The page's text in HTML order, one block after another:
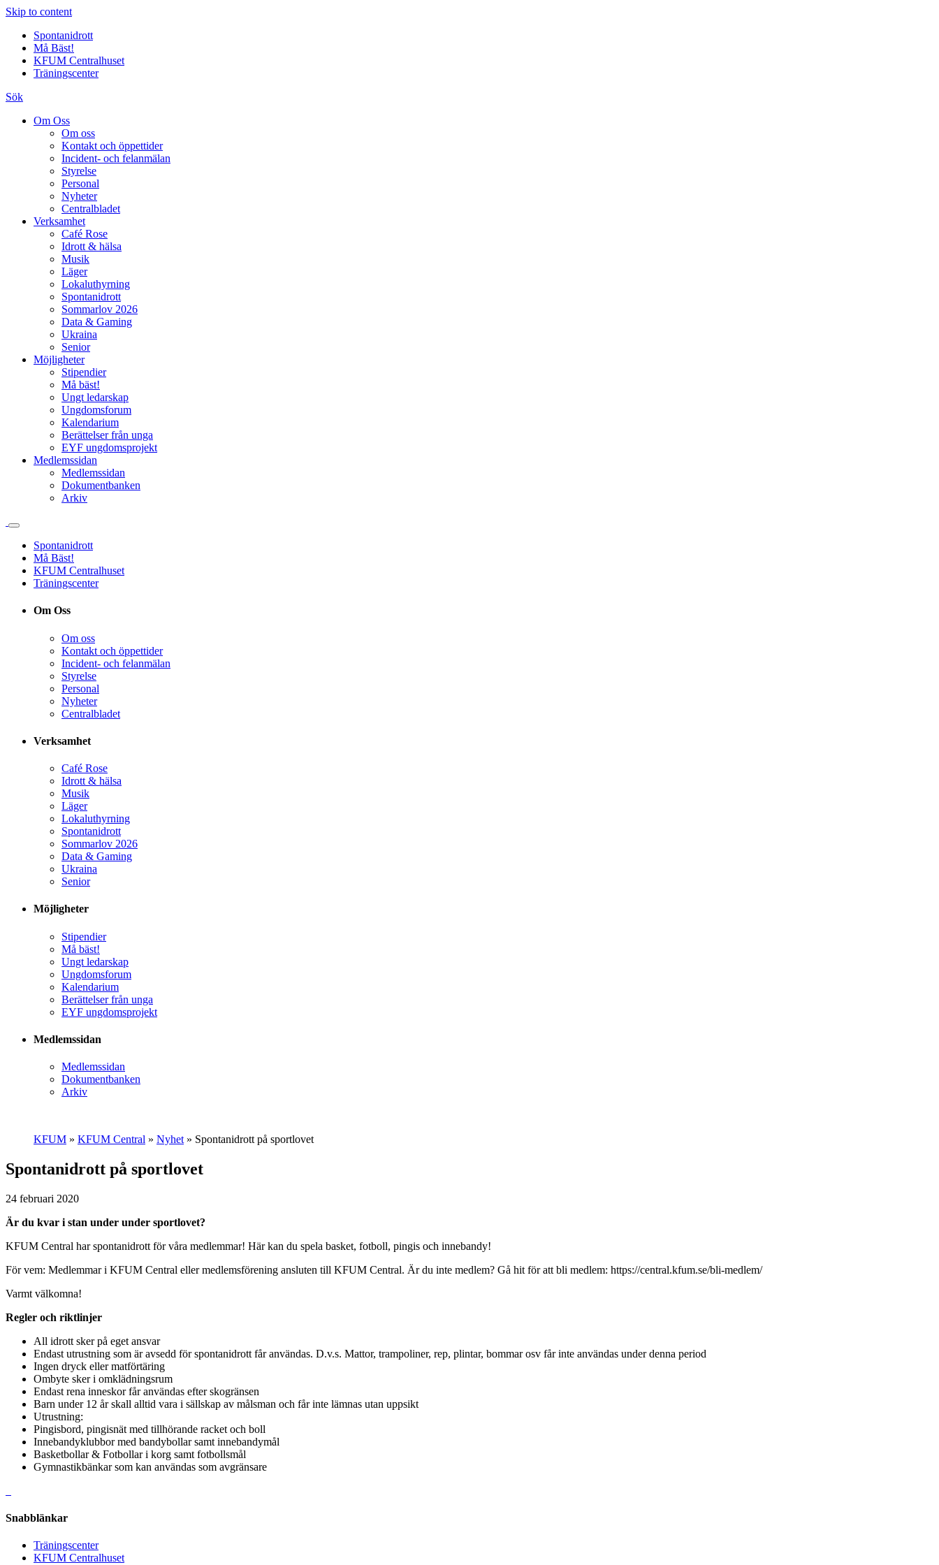
Skip to content
Spontanidrott
Må Bäst!
KFUM Centralhuset
Träningscenter
Sök
Om Oss
Om oss
Kontakt och öppettider
Incident- och felanmälan
Styrelse
Personal
Nyheter
Centralbladet
Verksamhet
Café Rose
Idrott & hälsa
Musik
Läger
Lokaluthyrning
Spontanidrott
Sommarlov 2026
Data & Gaming
Ukraina
Senior
Möjligheter
Stipendier
Må bäst!
Ungt ledarskap
Ungdomsforum
Kalendarium
Berättelser från unga
EYF ungdomsprojekt
Medlemssidan
Medlemssidan
Dokumentbanken
Arkiv
Spontanidrott
Må Bäst!
KFUM Centralhuset
Träningscenter
Om Oss
Om oss
Kontakt och öppettider
Incident- och felanmälan
Styrelse
Personal
Nyheter
Centralbladet
Verksamhet
Café Rose
Idrott & hälsa
Musik
Läger
Lokaluthyrning
Spontanidrott
Sommarlov 2026
Data & Gaming
Ukraina
Senior
Möjligheter
Stipendier
Må bäst!
Ungt ledarskap
Ungdomsforum
Kalendarium
Berättelser från unga
EYF ungdomsprojekt
Medlemssidan
Medlemssidan
Dokumentbanken
Arkiv
KFUM » KFUM Central » Nyhet » Spontanidrott på sportlovet
Spontanidrott på sportlovet
24 februari 2020
Är du kvar i stan under under sportlovet?
KFUM Central har spontanidrott för våra medlemmar! Här kan du spela basket, fotboll, pingis och innebandy!
För vem: Medlemmar i KFUM Central eller medlemsförening ansluten till KFUM Central. Är du inte medlem? Gå hit för att bli medlem: https://central.kfum.se/bli-medlem/
Varmt välkomna!
Regler och riktlinjer
All idrott sker på eget ansvar
Endast utrustning som är avsedd för spontanidrott får användas. D.v.s. Mattor, trampoliner, rep, plintar, bommar osv får inte användas under denna period
Ingen dryck eller matförtäring
Ombyte sker i omklädningsrum
Endast rena inneskor får användas efter skogränsen
Barn under 12 år skall alltid vara i sällskap av målsman och får inte lämnas utan uppsikt
Utrustning:
Pingisbord, pingisnät med tillhörande racket och boll
Innebandyklubbor med bandybollar samt innebandymål
Basketbollar & Fotbollar i korg samt fotbollsmål
Gymnastikbänkar som kan användas som avgränsare
Snabblänkar
Träningscenter
KFUM Centralhuset